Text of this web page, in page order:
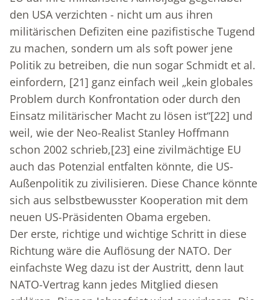
den USA verzichten - nicht um aus ihren
militärischen Defiziten eine pazifistische Tugend
zu machen, sondern um als soft power jene
Politik zu betreiben, die nun sogar Schmidt et al.
einfordern, [21] ganz einfach weil „kein globales
Problem durch Konfrontation oder durch den
Einsatz militärischer Macht zu lösen ist“[22] und
weil, wie der Neo-Realist Stanley Hoffmann
schon 2002 schrieb,[23] eine zivilmächtige EU
auch das Potenzial entfalten könnte, die US-
Außenpolitik zu zivilisieren. Diese Chance könnte
sich aus selbstbewusster Kooperation mit dem
neuen US-Präsidenten Obama ergeben.
Der erste, richtige und wichtige Schritt in diese
Richtung wäre die Auflösung der NATO. Der
einfachste Weg dazu ist der Austritt, denn laut
NATO-Vertrag kann jedes Mitglied diesen